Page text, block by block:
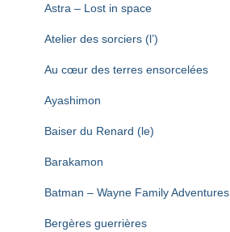
Astra – Lost in space
Atelier des sorciers (l’)
Au cœur des terres ensorcelées
Ayashimon
Baiser du Renard (le)
Barakamon
Batman – Wayne Family Adventures
Bergères guerrières